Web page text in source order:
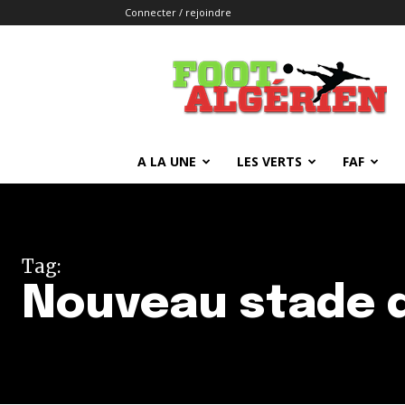
Connecter / rejoindre
FOOTALGERIEN
A LA UNE LES VERTS FAF
Tag:
Nouveau stade